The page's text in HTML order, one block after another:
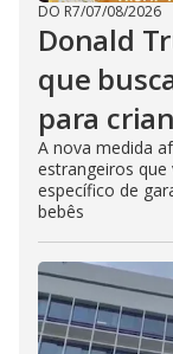
DO R7/07/08/2026
Donald
que
para
A nova medida
estrangeiros
específico de
bebês